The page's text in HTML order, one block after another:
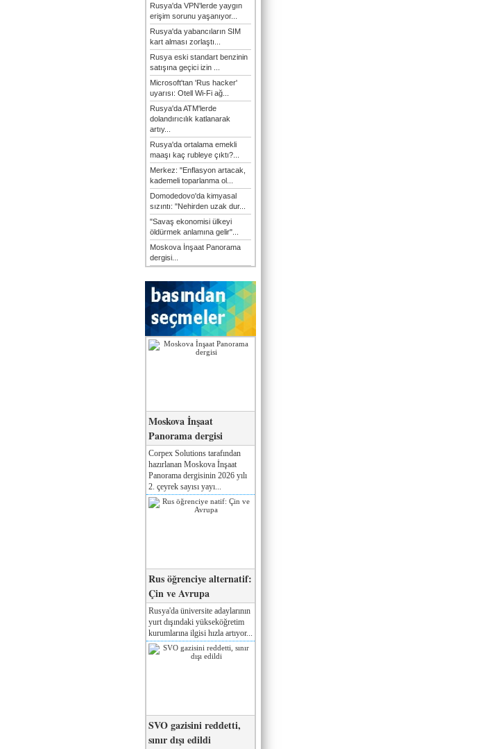
Rusya'da VPN'lerde yaygın
erişim sorunu yaşanıyor...
Rusya'da yabancıların SIM
kart alması zorlaştı...
Rusya eski standart benzinin
satışına geçici izin ...
Microsoft'tan 'Rus hacker'
uyarısı: Otell Wi-Fi ağ...
Rusya'da ATM'lerde
dolandırıcılık katlanarak
artıy...
Rusya'da ortalama emekli
maaşı kaç rubleye çıktı?...
Merkez: "Enflasyon artacak,
kademeli toparlanma ol...
Domodedovo'da kimyasal
sızıntı: "Nehirden uzak dur...
"Savaş ekonomisi ülkeyi
öldürmek anlamına gelir"...
Moskova İnşaat Panorama
dergisi...
Moskova İnşaat
Panorama dergisi
Corpex Solutions tarafından
hazırlanan Moskova İnşaat
Panorama dergisinin 2026 yılı
2. çeyrek sayısı yayı...
Rus öğrenciye alternatif:
Çin ve Avrupa
Rusya'da üniversite adaylarının
yurt dışındaki yükseköğretim
kurumlarına ilgisi hızla artıyor...
SVO gazisini reddetti,
sınır dışı edildi